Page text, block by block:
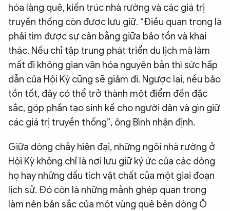
hóa làng quê, kiến trúc nhà rường và các giá trị
truyền thống còn được lưu giữ. “Điều quan trọng là
phải tìm được sự cân bằng giữa bảo tồn và khai
thác. Nếu chỉ tập trung phát triển du lịch mà làm
mất đi không gian văn hóa nguyên bản thì sức hấp
dẫn của Hội Kỳ cũng sẽ giảm đi. Ngược lại, nếu bảo
tồn tốt, đây có thể trở thành một điểm đến đặc
sắc, góp phần tạo sinh kế cho người dân và gìn giữ
các giá trị truyền thống”, ông Bình nhận định.
Giữa dòng chảy hiện đại, những ngôi nhà rường ở
Hội Kỳ không chỉ là nơi lưu giữ ký ức của các dòng
họ hay những dấu tích vật chất của một giai đoạn
lịch sử. Đó còn là những mảnh ghép quan trọng
làm nên bản sắc của một vùng quê bên dòng Ô